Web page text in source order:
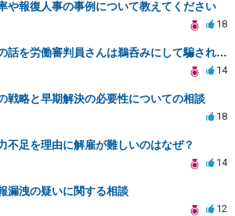
や報復人事の事例について教えてください
18
会社側の虚偽の話を労働審判員さんは鵜呑みにして騙されてしまいました。
14
戦略と早期解決の必要性についての相談
18
不足を理由に解雇が難しいのはなぜ？
14
漏洩の疑いに関する相談
12